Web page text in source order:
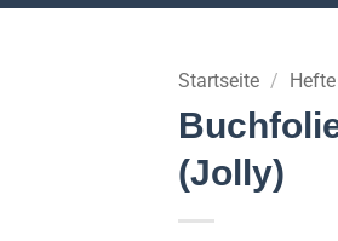
Startseite /
(Jolly)